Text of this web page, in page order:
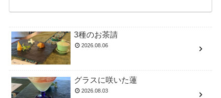
3種のお茶請
2026.08.06
グラスに咲いた蓮
2026.08.03